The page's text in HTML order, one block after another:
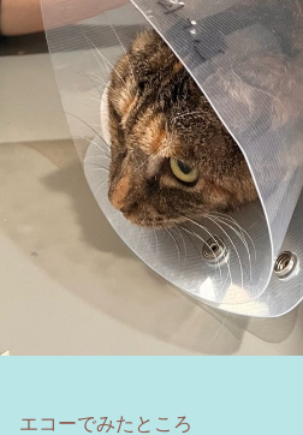
エコーでみたところ